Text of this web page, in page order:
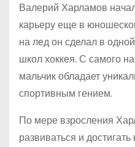
Валерий Харламов
карьеру еще в
на лед он сделал в
школ хоккея. С самого
мальчик обладает
спортивным гением.
По мере взросления
развиваться и